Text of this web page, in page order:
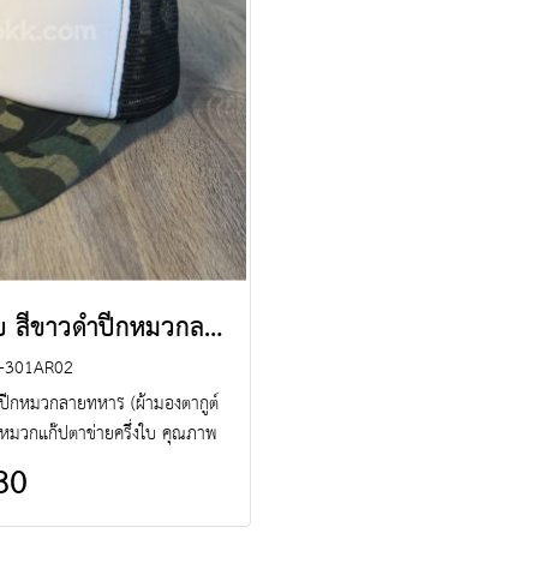
หมวกแก๊ปตาข่ายครึ่งใบ สีขาวดำปีกหมวกลายทหาร
กหมวกลายทหาร (ผ้ามองตากูต์
วกแก๊ปตาข่ายครึ่งใบ คุณภาพ
หมวกแก๊ปตาข่ายครึ่งใบ หมวก
กแก๊ปตาข่ายครึ่งใบ ฯลฯ พร้อม
าย Line : @jacketbkk (มี@ด้วย